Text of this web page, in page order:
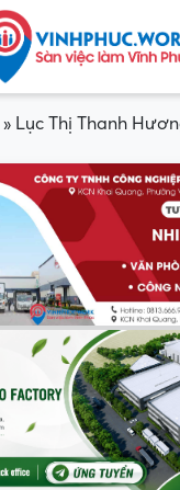
» Lục Thị Thanh